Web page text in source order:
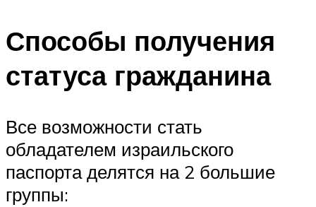
Способы получения
статуса гражданина
Все возможности стать
обладателем израильского
паспорта делятся на 2 большие
группы: